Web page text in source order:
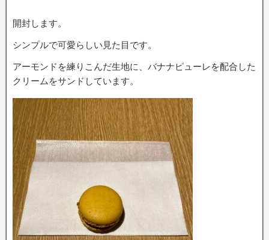
開封します。
シンプルで可愛らしい見た目です。
アーモンドを練りこんだ生地に、バナナピューレを配合した
クリームをサンドしています。